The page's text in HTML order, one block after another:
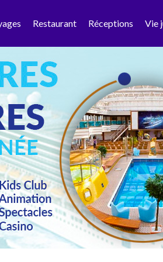
Restaurant Réceptions Vie